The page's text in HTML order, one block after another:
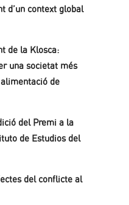
d’un context global
de la Klosca:
una societat més
de
del Premi a la
de Estudios del
del conflicte al